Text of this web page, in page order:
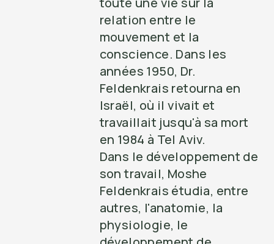
relation entre le
mouvement et la
conscience. Dans les
années 1950, Dr.
Feldenkrais retourna en
Israël, où il vivait et
travaillait jusqu'à sa mort
en 1984 à Tel Aviv.
Dans le développement de
son travail, Moshe
Feldenkrais étudia, entre
autres, l'anatomie, la
physiologie, le